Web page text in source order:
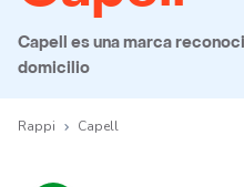
Capell es una marca
domicilio
Rappi Capell